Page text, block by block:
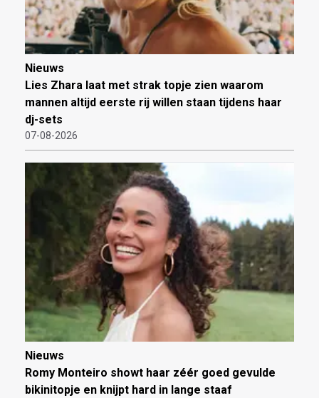
Nieuws
Lies Zhara laat met strak topje zien waarom
mannen altijd eerste rij willen staan tijdens haar
dj-sets
07-08-2026
Nieuws
Romy Monteiro showt haar zéér goed gevulde
bikinitopje en knijpt hard in lange staaf